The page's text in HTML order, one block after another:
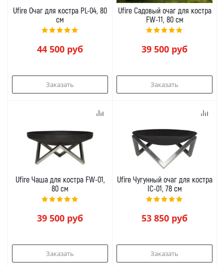
Ufire Очаг для костра PL-04, 80
см
44 500 руб
Заказать
Ufire Садовый очаг для костра
FW-11, 80 см
39 500 руб
Заказать
Ufire Чаша для костра FW-01,
80 см
39 500 руб
Заказать
Ufire Чугунный очаг для костра
IC-01, 78 см
53 850 руб
Заказать